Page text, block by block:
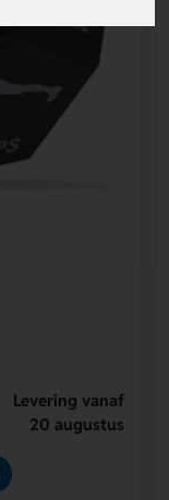
Levering vanaf
20 augustus